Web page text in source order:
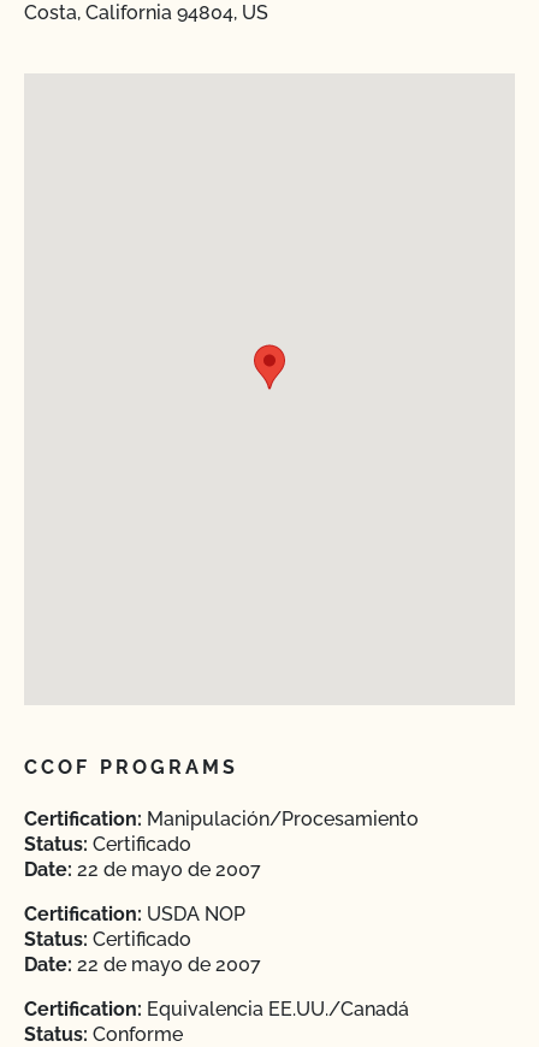
Costa, California 94804, US
CCOF PROGRAMS
Certification: Manipulación/Procesamiento
Status: Certificado
Date: 22 de mayo de 2007
Certification: USDA NOP
Status: Certificado
Date: 22 de mayo de 2007
Certification: Equivalencia EE.UU./Canadá
Status: Conforme